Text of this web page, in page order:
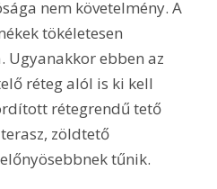
nem követelmény. A
tökéletesen
Ugyanakkor ebben az
réteg alól is ki kell
rétegrendű tető
zöldtető
tűnik.